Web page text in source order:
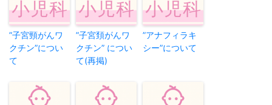
”子宮頸がんワ
クチン”につい
て
”子宮頚がんワ
クチン” につい
て(再掲)
”アナフィラキ
シー”について